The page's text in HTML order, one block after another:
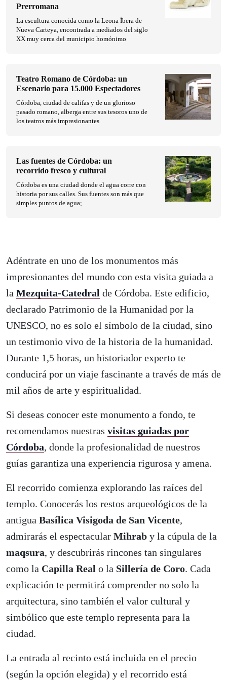
Adéntrate en uno de los monumentos más
impresionantes del mundo con esta visita guiada a
la Mezquita-Catedral de Córdoba. Este edificio,
declarado Patrimonio de la Humanidad por la
UNESCO, no es solo el símbolo de la ciudad, sino
un testimonio vivo de la historia de la humanidad.
Durante 1,5 horas, un historiador experto te
conducirá por un viaje fascinante a través de más de
mil años de arte y espiritualidad.
Si deseas conocer este monumento a fondo, te
recomendamos nuestras visitas guiadas por
Córdoba, donde la profesionalidad de nuestros
guías garantiza una experiencia rigurosa y amena.
El recorrido comienza explorando las raíces del
templo. Conocerás los restos arqueológicos de la
antigua Basílica Visigoda de San Vicente,
admirarás el espectacular Mihrab y la cúpula de la
maqsura, y descubrirás rincones tan singulares
como la Capilla Real o la Sillería de Coro. Cada
explicación te permitirá comprender no solo la
arquitectura, sino también el valor cultural y
simbólico que este templo representa para la
ciudad.
La entrada al recinto está incluida en el precio
(según la opción elegida) y el recorrido está
Prerromana
La escultura conocida como la Leona Íbera de
Nueva Carteya, encontrada a mediados del siglo
XX muy cerca del municipio homónimo
Teatro Romano de Córdoba: un
Escenario para 15.000 Espectadores
Córdoba, ciudad de califas y de un glorioso
pasado romano, alberga entre sus tesoros uno de
los teatros más impresionantes
Las fuentes de Córdoba: un
recorrido fresco y cultural
Córdoba es una ciudad donde el agua corre con
historia por sus calles. Sus fuentes son más que
simples puntos de agua;